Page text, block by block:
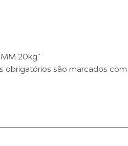
20kg”
obrigatórios são marcados com